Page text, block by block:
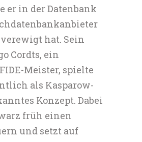
er in der Datenbank
verewigt hat. Sein
Cordts, ein
Meister, spielte
als Kasparow-
Konzept. Dabei
früh einen
und setzt auf